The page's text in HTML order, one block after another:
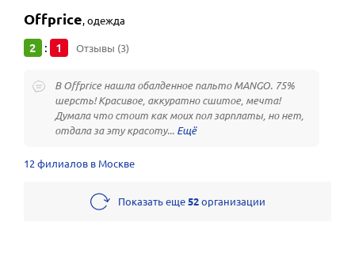
Offprice,одежда
2 : 1 Отзывы (3)
В Offprice нашла обалденное пальто MANGO. 75%
шерсть! Красивое, аккуратно сшитое, мечта!
Думала что стоит как моих пол зарплаты, но нет,
отдала за эту красоту...
12 филиалов в Москве
Показать еще52организации